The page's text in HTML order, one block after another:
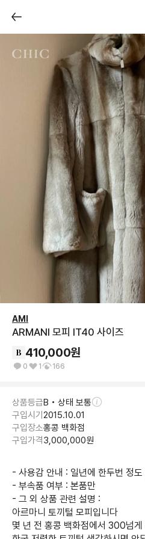
AMI
ARMANI 모피 IT40 사이즈
410,000원
0 1 166
상품등급B • 상태 보통
구입시기 2015.10.01
구입장소홍콩 백화점
구입가격3,000,000원
- 사용감 안내 : 일년에 한두번 정
- 부속품 여부 : 본품만
- 그 외 상품 관련 설명 :
아르마니 토끼털 모피입니다
몇 년 전 홍콩 백화점에서 300넘